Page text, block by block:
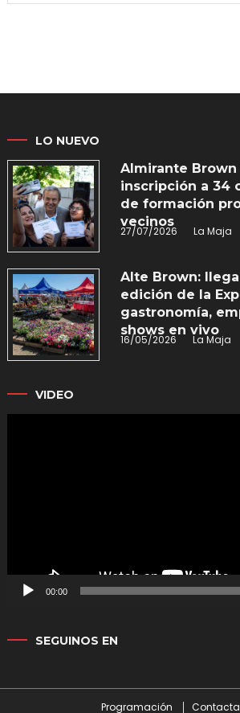
LO NUEVO
Almirante Brown
inscripción a 34
de formación
vecinos
27/07/2026 La Maja
Alte Brown:
edición de la
gastronomía,
shows en vivo
16/05/2026 La Maja
VIDEO
00:00
SEGUINOS EN
Programación